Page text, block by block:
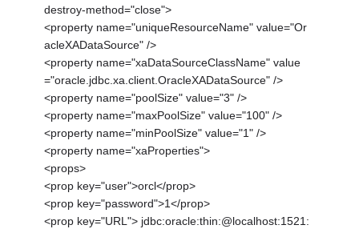
destroy-method="close">
<property name="uniqueResourceName" value="Or
acleXADataSource" />
<property name="xaDataSourceClassName" value
="oracle.jdbc.xa.client.OracleXADataSource" />
<property name="poolSize" value="3" />
<property name="maxPoolSize" value="100" />
<property name="minPoolSize" value="1" />
<property name="xaProperties">
<props>
<prop key="user">orcl</prop>
<prop key="password">1</prop>
<prop key="URL"> jdbc:oracle:thin:@localhost:1521: